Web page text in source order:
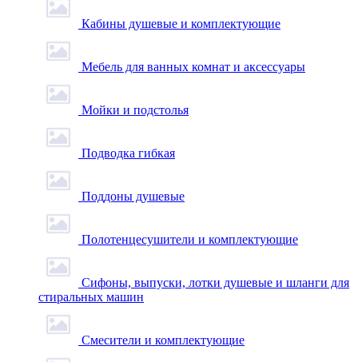
Кабины душевые и комплектующие
Мебель для ванных комнат и аксессуары
Мойки и подстолья
Подводка гибкая
Поддоны душевые
Полотенцесушители и комплектующие
Сифоны, выпуски, лотки душевые и шланги для
стиральных машин
Смесители и комплектующие